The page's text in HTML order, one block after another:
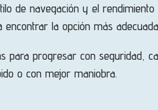
de navegación y el
la opción más
para progresar con seguridad,
o con mejor maniobra.